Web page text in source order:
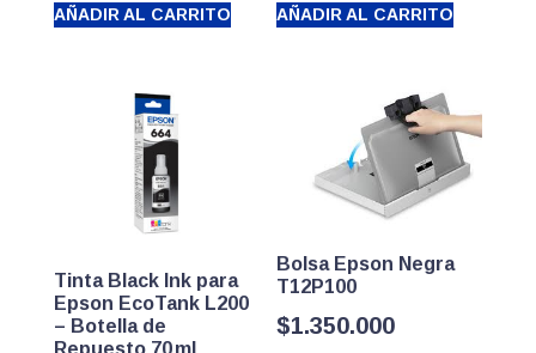
AÑADIR AL CARRITO AÑADIR AL CARRITO
Tinta Black Ink para
Epson EcoTank L200
– Botella de
Repuesto 70 ml
Bolsa Epson Negra
T12P100
$1.350.000